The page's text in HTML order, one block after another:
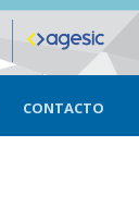
CONTACTO